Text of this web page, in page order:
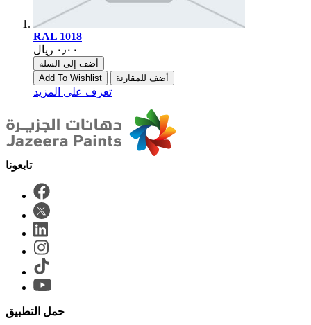
RAL 1018
أضف إلى السلة
Add To Wishlist
أضف للمقارنة
تعرف على المزيد
حمل التطبيق